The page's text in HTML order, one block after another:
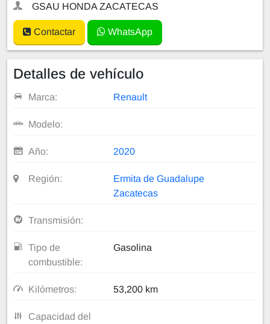
GSAU HONDA ZACATECAS
Contactar WhatsApp
Detalles de vehículo
Marca: Renault
Modelo:
Año: 2020
Región:
Ermita de Guadalupe
Zacatecas
Transmisión:
Tipo de
combustible:
Gasolina
Kilómetros: 53,200 km
Capacidad del